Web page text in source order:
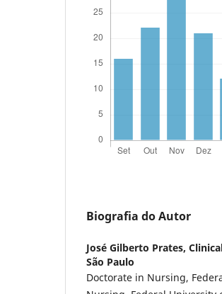
Biografia do Autor
José Gilberto Prates,
São Paulo
Doctorate in Nursing,